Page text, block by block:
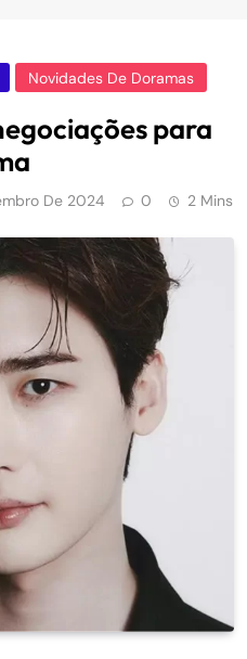
Novidades De Doramas
para
De 2024 0 2 Mins